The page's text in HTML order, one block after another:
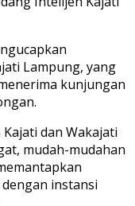
Lampung, yang
kunjungan
dan Wakajati
mudah-mudahan
instansi